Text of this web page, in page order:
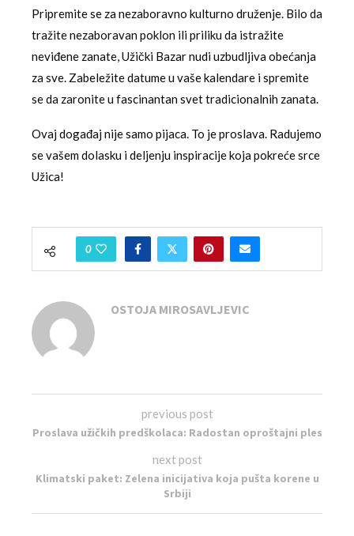
Pripremite se za nezaboravno kulturno druženje. Bilo da
tražite nezaboravan poklon ili priliku da istražite
neviđene zanate, Užički Bazar nudi uzbudljiva obećanja
za sve. Zabeležite datume u vaše kalendare i spremite
se da zaronite u fascinantan svet tradicionalnih zanata.
Ovaj događaj nije samo pijaca. To je proslava. Radujemo
se vašem dolasku i deljenju inspiracije koja pokreće srce
Užica!
0
OSTOJA MIROSAVLJEVIC
previous post
Proslava užičkih predškolaca: Radostan oproštajni ples
next post
Klimatski paket: Zelena inicijativa koja pušta korene u
Srbiji